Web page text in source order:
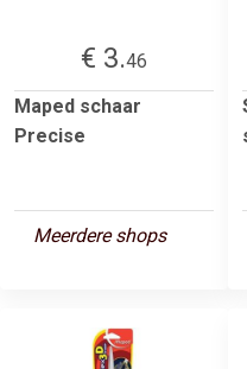
€ 3.46
Maped schaar
Precise
Meerdere shops